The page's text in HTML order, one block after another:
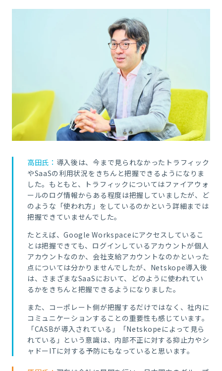
高田氏： 導入後は、今まで見られなかったトラフィック
やSaaSの利用状況をきちんと把握できるようになりま
した。もともと、トラフィックについてはファイアウォ
ールのログ情報からある程度は把握していましたが、ど
のような「使われ方」をしているのかという詳細までは
把握できていませんでした。
たとえば、Google Workspaceにアクセスしているこ
とは把握できても、ログインしているアカウントが個人
アカウントなのか、会社支給アカウントなのかといった
点については分かりませんでしたが、Netskope導入後
は、さまざまなSaaSにおいて、どのように使われてい
るかをきちんと把握できるようになりました。
また、コーポレート側が把握するだけではなく、社内に
コミュニケーションすることの重要性も感じています。
「CASBが導入されている」「Netskopeによって見ら
れている」という意識は、内部不正に対する抑止力やシ
ャドーITに対する予防にもなっていると思います。